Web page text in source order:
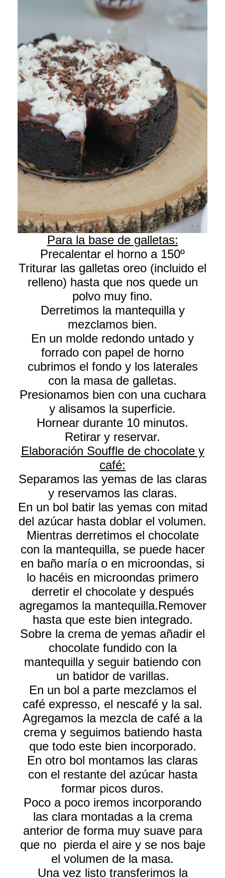
Para la base de galletas:
Precalentar el horno a 150º
Triturar las galletas oreo (incluido el
relleno) hasta que nos quede un
polvo muy fino.
Derretimos la mantequilla y
mezclamos bien.
En un molde redondo untado y
forrado con papel de horno
cubrimos el fondo y los laterales
con la masa de galletas.
Presionamos bien con una cuchara
y alisamos la superficie.
Hornear durante 10 minutos.
Retirar y reservar.
Elaboración Souffle de chocolate y
café:
Separamos las yemas de las claras
y reservamos las claras.
En un bol batir las yemas con mitad
del azúcar hasta doblar el volumen.
Mientras derretimos el chocolate
con la mantequilla, se puede hacer
en baño maría o en microondas, si
lo hacéis en microondas primero
derretir el chocolate y después
agregamos la mantequilla.Remover
hasta que este bien integrado.
Sobre la crema de yemas añadir el
chocolate fundido con la
mantequilla y seguir batiendo con
un batidor de varillas.
En un bol a parte mezclamos el
café expresso, el nescafé y la sal.
Agregamos la mezcla de café a la
crema y seguimos batiendo hasta
que todo este bien incorporado.
En otro bol montamos las claras
con el restante del azúcar hasta
formar picos duros.
Poco a poco iremos incorporando
las clara montadas a la crema
anterior de forma muy suave para
que no pierda el aire y se nos baje
el volumen de la masa.
Una vez listo transferimos la